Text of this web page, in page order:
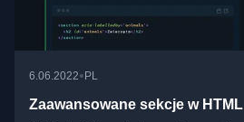
6.06.2022•PL
Zaawansowane sekcje w HTML